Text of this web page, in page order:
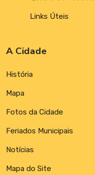
Links Úteis
A Cidade
História
Mapa
Fotos da Cidade
Feriados Municipais
Notícias
Mapa do Site